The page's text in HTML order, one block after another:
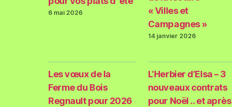
6 mai 2026
« Villes et
Campagnes »
14 janvier 2026
Les vœux de la
Ferme du Bois
Regnault pour 2026
L’Herbier d’Elsa – 3
nouveaux contrats
pour Noël .. et après